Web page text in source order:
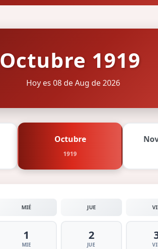
Octubre 1919
Hoy es 08 de Aug de 2026
Octubre
1919
MIÉ JUE
1
MIE
2
JUE